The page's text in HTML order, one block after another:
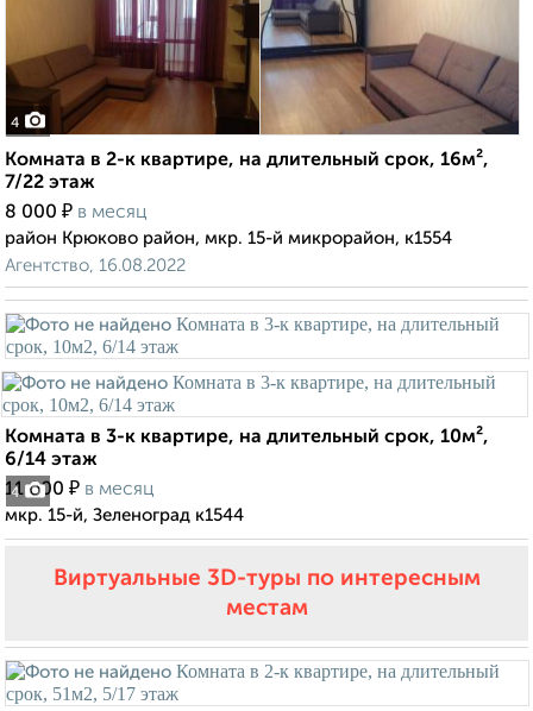
4
Комната в 2-к квартире, на длительный срок, 16м²,
7/22 этаж
8 000 ₽ в месяц
район Крюково район, мкр. 15-й микрорайон, к1554
Агентство, 16.08.2022
4
Комната в 3-к квартире, на длительный срок, 10м²,
6/14 этаж
11 000 ₽ в месяц
мкр. 15-й, Зеленоград к1544
Виртуальные 3D-туры по интересным
местам